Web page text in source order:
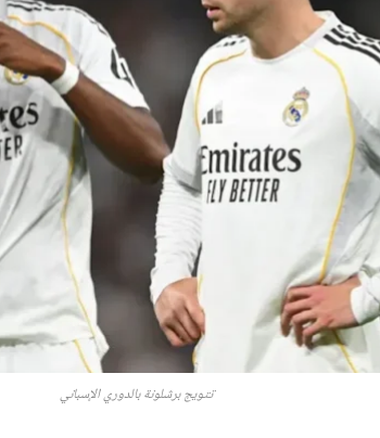
تتويج برشلونة بالدوري الإسباني